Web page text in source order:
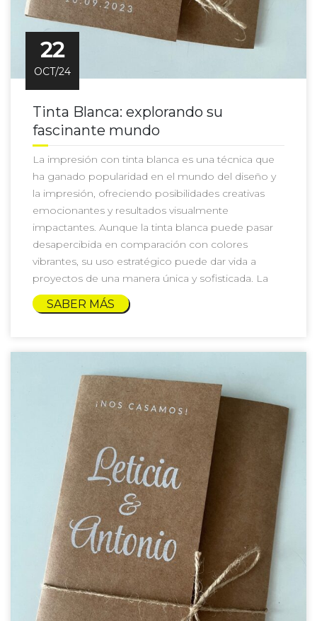
22
OCT/24
Tinta Blanca: explorando su
fascinante mundo
La impresión con tinta blanca es una técnica que
ha ganado popularidad en el mundo del diseño y
la impresión, ofreciendo posibilidades creativas
emocionantes y resultados visualmente
impactantes. Aunque la tinta blanca puede pasar
desapercibida en comparación con colores
vibrantes, su uso estratégico puede dar vida a
proyectos de una manera única y sofisticada. La
SABER MÁS